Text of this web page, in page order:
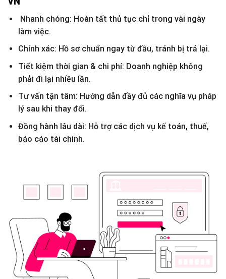
Nhanh chóng: Hoàn tất thủ tục chỉ trong vài ngày
làm việc.
Chính xác: Hồ sơ chuẩn ngay từ đầu, tránh bị trả lại.
Tiết kiệm thời gian & chi phí: Doanh nghiệp không
phải đi lại nhiều lần.
Tư vấn tận tâm: Hướng dẫn đầy đủ các nghĩa vụ pháp
lý sau khi thay đổi.
Đồng hành lâu dài: Hỗ trợ các dịch vụ kế toán, thuế,
báo cáo tài chính.